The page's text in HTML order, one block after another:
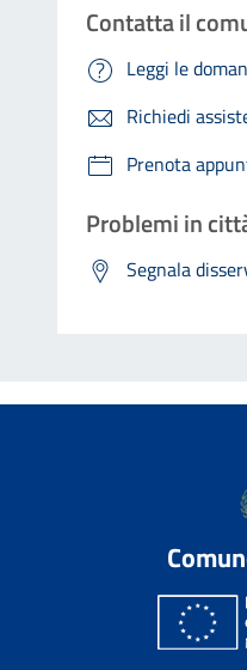
Contatta il
Leggi le
Richiedi
Prenota
Problemi in
Segnala